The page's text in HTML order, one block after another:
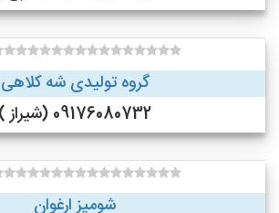
گروه تولیدی شه کلاهی
09176080732 (شیراز )
شومیز ارغوان